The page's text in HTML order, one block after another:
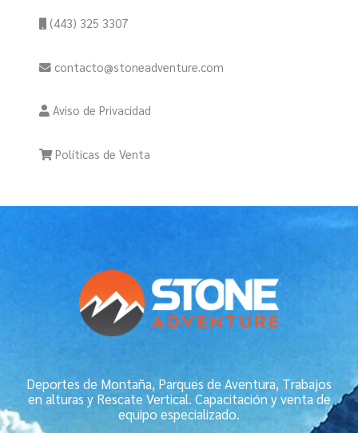
(443) 325 3307
contacto@stoneadventure.com
Aviso de Privacidad
Políticas de Venta
Deportes de Montaña, Parques de Aventura, Trabajos
en alturas y Rescate Vertical. Capacitación y venta de
equipo especializado.